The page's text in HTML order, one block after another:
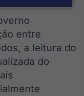
o
entre
a leitura do
do